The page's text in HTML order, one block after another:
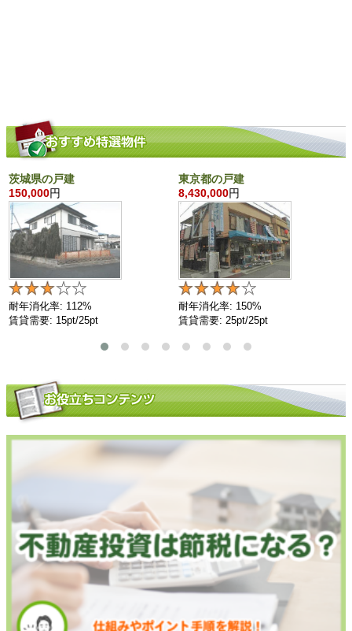
茨城県の戸建
150,000円
耐年消化率: 112%
賃貸需要: 15pt/25pt
東京都の戸建
8,430,000円
耐年消化率: 150%
賃貸需要: 25pt/25pt